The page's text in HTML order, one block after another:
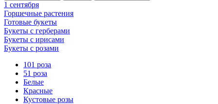
1 сентября
Горшечные растения
Готовые букеты
Букеты с герберами
Букеты с ирисами
Букеты с розами
101 роза
51 роза
Белые
Красные
Кустовые розы